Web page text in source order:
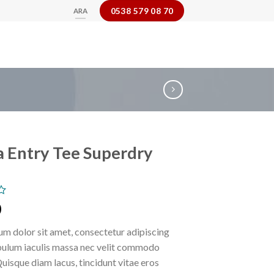
ARA 0538 579 08 70
Entry Tee Superdry
dolor sit amet, consectetur adipiscing
iaculis massa nec velit commodo
diam lacus, tincidunt vitae eros